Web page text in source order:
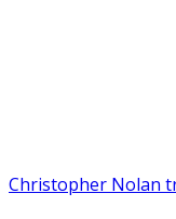
Christopher Nolan